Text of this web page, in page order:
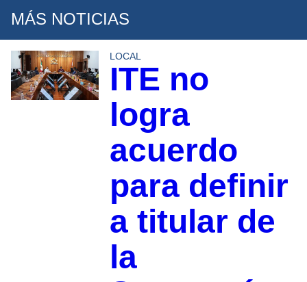
MÁS NOTICIAS
LOCAL
ITE no
logra
acuerdo
para definir
a titular de
la